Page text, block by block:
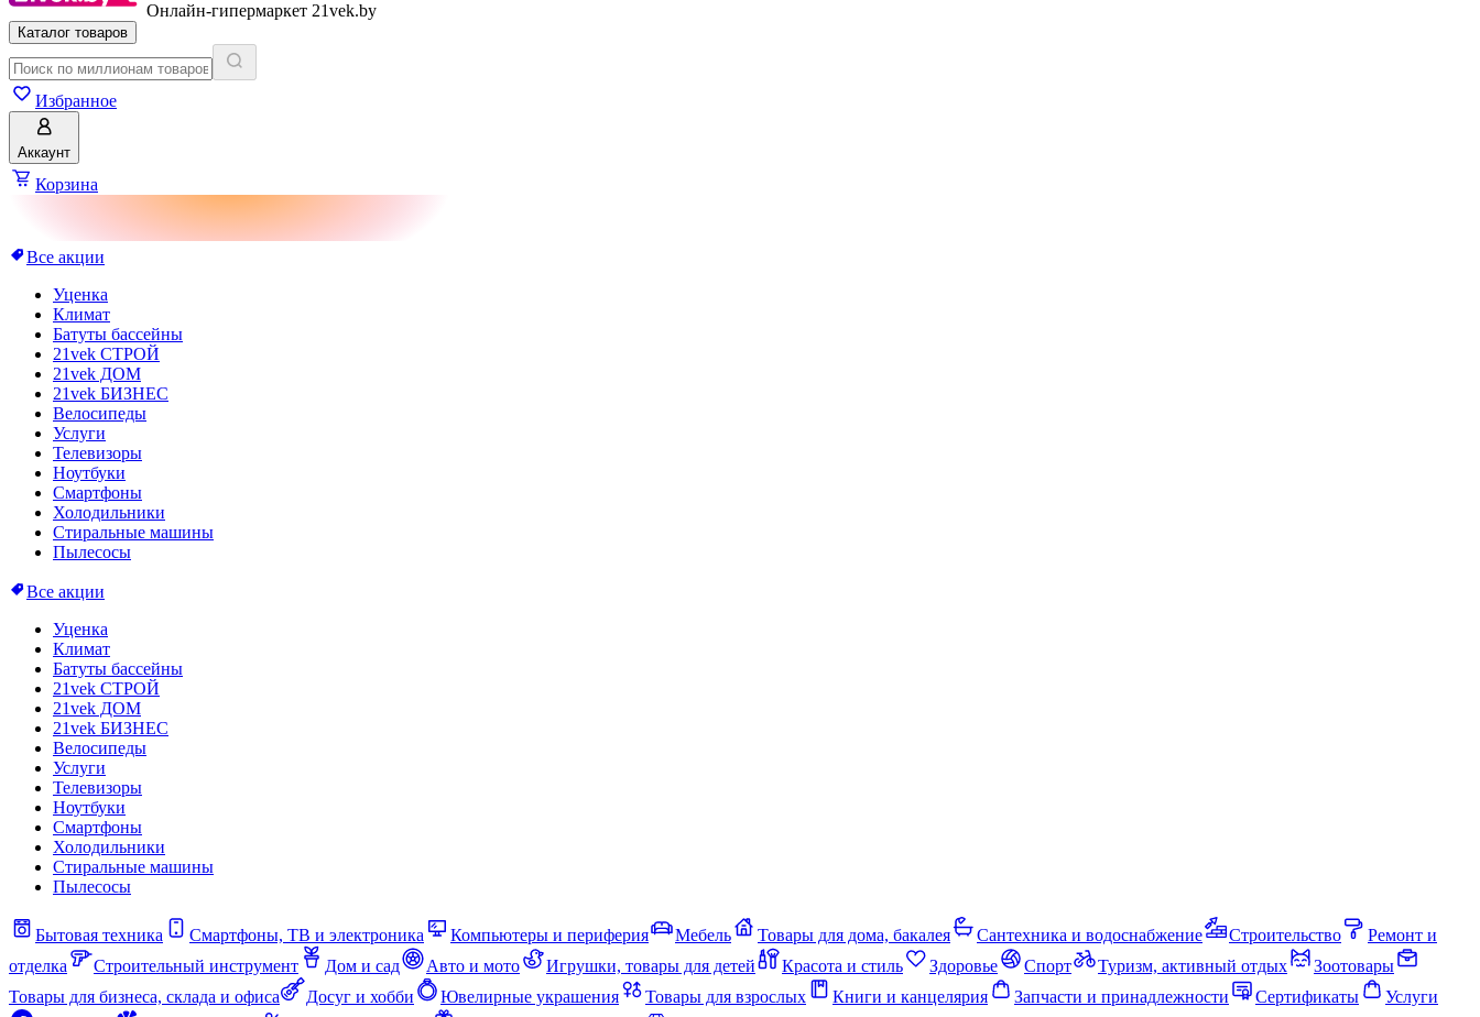
Онлайн-гипермаркет 21vek.by
Каталог товаров
Избранное
Аккаунт
Корзина
Все акции
Уценка
Климат
Батуты бассейны
21vek СТРОЙ
21vek ДОМ
21vek БИЗНЕС
Велосипеды
Услуги
Телевизоры
Ноутбуки
Смартфоны
Холодильники
Стиральные машины
Пылесосы
Все акции
Уценка
Климат
Батуты бассейны
21vek СТРОЙ
21vek ДОМ
21vek БИЗНЕС
Велосипеды
Услуги
Телевизоры
Ноутбуки
Смартфоны
Холодильники
Стиральные машины
Пылесосы
Бытовая техника Смартфоны, ТВ и электроника Компьютеры и периферия Мебель Товары для дома, бакалея Сантехника и водоснабжение Строительство
Ремонт и
отделка
Строительный инструмент Дом и сад Авто и мото Игрушки, товары для детей Красота и стиль Здоровье Спорт Туризм, активный отдых
Зоотовары
Товары для бизнеса, склада и офиса
Досуг и хобби Ювелирные украшения Товары для взрослых Книги и канцелярия Запчасти и принадлежности Сертификаты
Услуги